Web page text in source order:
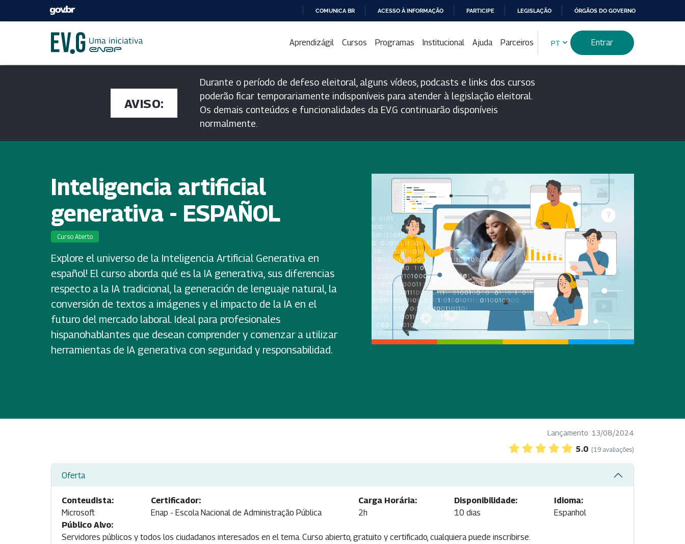
PARA
CONTEÚDO
COMUNICA BR ACESSO À INFORMAÇÃO PARTICIPE LEGISLAÇÃO ÓRGÃOS DO GOVERNO
Aprendizágil Cursos Programas Institucional Ajuda Parceiros PT Entrar
AVISO:
Durante o período de defeso eleitoral, alguns vídeos, podcasts e links dos cursos
poderão ficar temporariamente indisponíveis para atender à legislação eleitoral.
Os demais conteúdos e funcionalidades da EV.G continuarão disponíveis
normalmente.
Inteligencia artificial
generativa - ESPAÑOL
Curso Aberto
Explore el universo de la Inteligencia Artificial Generativa en
español! El curso aborda qué es la IA generativa, sus diferencias
respecto a la IA tradicional, la generación de lenguaje natural, la
conversión de textos a imágenes y el impacto de la IA en el
futuro del mercado laboral. Ideal para profesionales
hispanohablantes que desean comprender y comenzar a utilizar
herramientas de IA generativa con seguridad y responsabilidad.
Lançamento: 13/08/2024
5.0 (19 avaliações)
Oferta
Conteudista:
Microsoft
Certificador:
Enap - Escola Nacional de Administração Pública
Carga Horária:
2h
Disponibilidade:
10 dias
Idioma:
Espanhol
Público Alvo:
Servidores públicos y todos los ciudadanos interesados ​​en el tema. Curso abierto, gratuito y certificado, cualquiera puede inscribirse.